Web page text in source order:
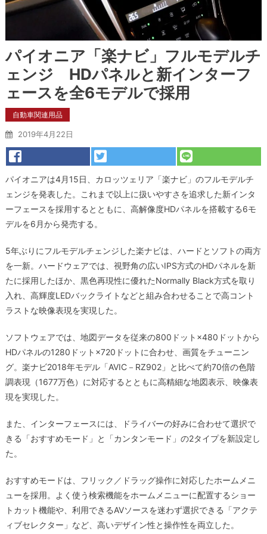
パイオニア「楽ナビ」フルモデルチ
ェンジ HDパネルと新インターフ
ェースを全6モデルで採用
自動車関連用品
2019年4月22日
パイオニアは4月15日、カロッツェリア「楽ナビ」のフルモデルチ
ェンジを発表した。これまで以上に扱いやすさを追求した新インタ
ーフェースを採用するとともに、高解像度HDパネルを搭載する6モ
デルを6月から発売する。
5年ぶりにフルモデルチェンジした楽ナビは、ハードとソフトの両方
を一新。ハードウェアでは、視野角の広いIPS方式のHDパネルを新
たに採用したほか、黒色再現性に優れたNormally Black方式を取り
入れ、高輝度LEDバックライトなどと組み合わせることで高コント
ラストな映像表現を実現した。
ソフトウェアでは、地図データを従来の800ドット×480ドットから
HDパネルの1280ドット×720ドットに合わせ、画質をチューニン
グ。楽ナビ2018年モデル「AVIC－RZ902」と比べて約70倍の色階
調表現（1677万色）に対応するとともに高精細な地図表示、映像表
現を実現した。
また、インターフェースには、ドライバーの好みに合わせて選択で
きる「おすすめモード」と「カンタンモード」の2タイプを新設定し
た。
おすすめモードは、フリック／ドラッグ操作に対応したホームメニ
ューを採用。よく使う検索機能をホームメニューに配置するショー
トカット機能や、利用できるAVソースを迷わず選択できる「アクテ
ィブセレクター」など、高いデザイン性と操作性を両立した。